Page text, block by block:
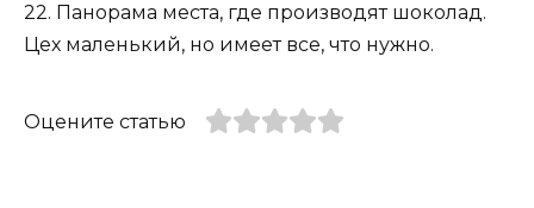
22. Панорама места, где производят шоколад.
Цех маленький, но имеет все, что нужно.
Оцените статью